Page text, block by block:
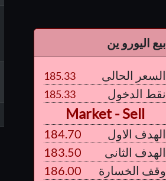
بيع اليورو ين
السعر الحالى 185.33
نقط الدخول 185.33
Market - Sell
الهدف الاول
184.70
الهدف الثانى
183.50
وقف الخسارة
186.00